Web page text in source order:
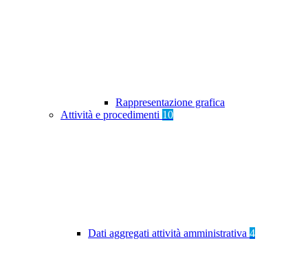
Rappresentazione grafica
Attività e procedimenti 10
Dati aggregati attività amministrativa 4